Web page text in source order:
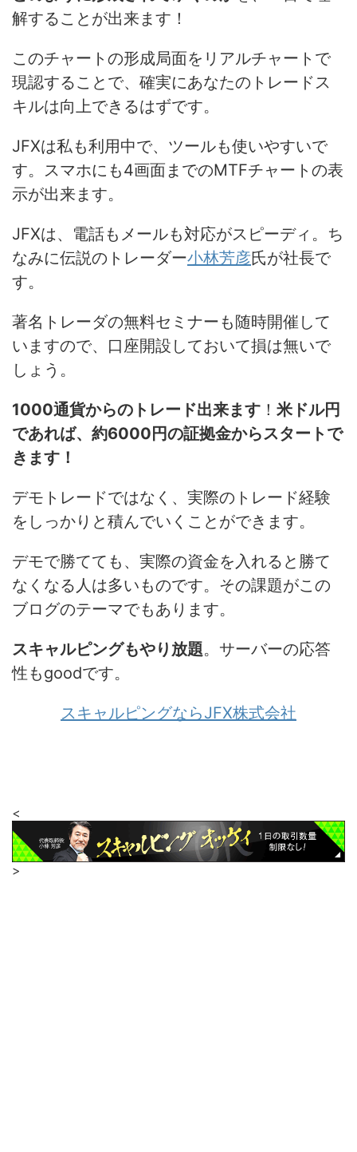
解することが出来ます！
このチャートの形成局面をリアルチャートで
現認することで、確実にあなたのトレードス
キルは向上できるはずです。
JFXは私も利用中で、ツールも使いやすいで
す。スマホにも4画面までのMTFチャートの表
示が出来ます。
JFXは、電話もメールも対応がスピーディ。ち
なみに伝説のトレーダー小林芳彦氏が社長で
す。
著名トレーダの無料セミナーも随時開催して
いますので、口座開設しておいて損は無いで
しょう。
1000通貨からのトレード出来ます ！ 米ドル円
であれば、約6000円の証拠金からスタートで
きます！
デモトレードではなく、実際のトレード経験
をしっかりと積んでいくことができます。
デモで勝てても、実際の資金を入れると勝て
なくなる人は多いものです。その課題がこの
ブログのテーマでもあります。
スキャルピングもやり放題。サーバーの応答
性もgoodです。
スキャルピングならJFX株式会社
<
>